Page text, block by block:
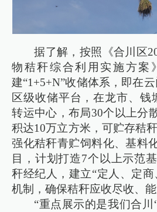
据了解，按照《合川区
物秸秆综合利用实施方案
建“1+5+N”收储体系，即在
区级收储平台，在龙市、钱
转运中心，布局30个以上分
积达10万立方米，可贮存秸
强化秸秆青贮饲料化、基料
目，计划打造7个以上示范
秆经纪人，建立“定人、定
机制，确保秸秆应收尽收、能
“重点展示的是我们合川